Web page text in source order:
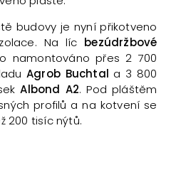
budovy je nyní přikotveno
Na líc bezúdržbové
namontováno přes 2 700
Agrob Buchtal a 3 800
Albond A2. Pod pláštěm
profilů a na kotvení se
200 tisíc nýtů.